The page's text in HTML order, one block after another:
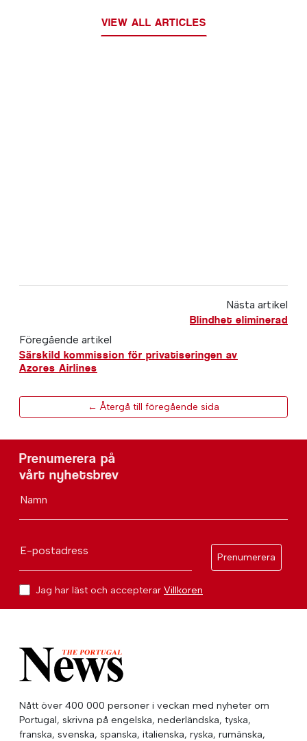
VIEW ALL ARTICLES
Nästa artikel
Blindhet eliminerad
Föregående artikel
Särskild kommission för privatiseringen av
Azores Airlines
← Återgå till föregående sida
Prenumerera på
vårt nyhetsbrev
Namn
E-postadress
Prenumerera
Jag har läst och accepterar Villkoren
Nått över 400 000 personer i veckan med nyheter om
Portugal, skrivna på engelska, nederländska, tyska,
franska, svenska, spanska, italienska, ryska, rumänska,